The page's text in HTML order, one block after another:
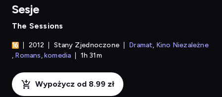
Sesje
The Sessions
2012 Stany Zjednoczone Dramat Kino Niezależne
Romans komedia 1h 31m
Wypożycz od 8.99 zł